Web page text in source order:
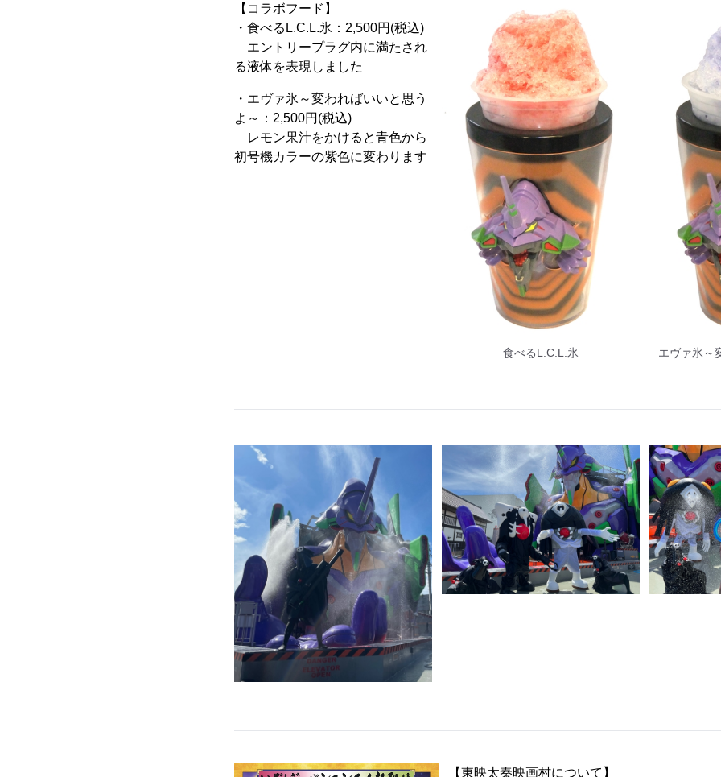
【コラボフード】
・食べるL.C.L.氷：2,500円(税込)
エントリープラグ内に満たされ
る液体を表現しました
・エヴァ氷～変わればいいと思う
よ～：2,500円(税込)
レモン果汁をかけると青色から
初号機カラーの紫色に変わります
食べるL.C.L.氷 エヴァ氷～
【東映太秦映画村について】